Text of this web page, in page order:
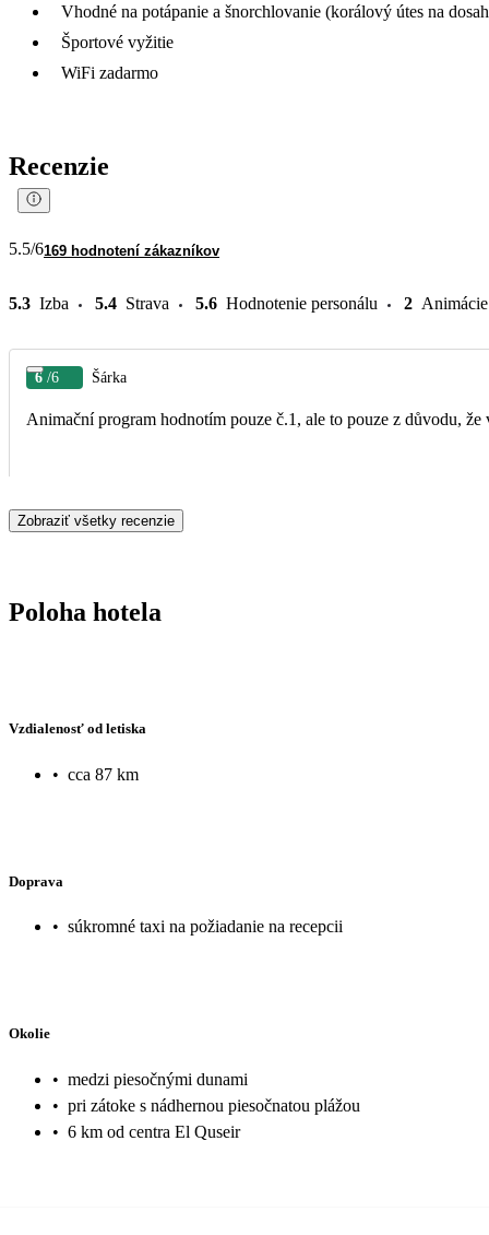
Vhodné na potápanie a šnorchlovanie (korálový útes na
Športové vyžitie
WiFi zadarmo
Recenzie
5.5/6169 hodnotení zákazníkov
5.3 Izba 5.4 Strava 5.6 Hodnotenie personálu 2 Animácie
6 /6 Šárka
Animační program hodnotím pouze č.1, ale to pouze z důvodu,
Zobraziť všetky recenzie
Poloha hotela
Vzdialenosť od letiska
• cca 87 km
Doprava
• súkromné taxi na požiadanie na recepcii
Okolie
• medzi piesočnými dunami
• pri zátoke s nádhernou piesočnatou plážou
• 6 km od centra El Quseir